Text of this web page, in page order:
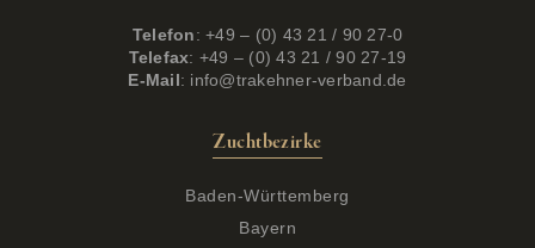
Telefon: +49 – (0) 43 21 / 90 27-0
Telefax: +49 – (0) 43 21 / 90 27-19
E-Mail: info@trakehner-verband.de
Zuchtbezirke
Baden-Württemberg
Bayern